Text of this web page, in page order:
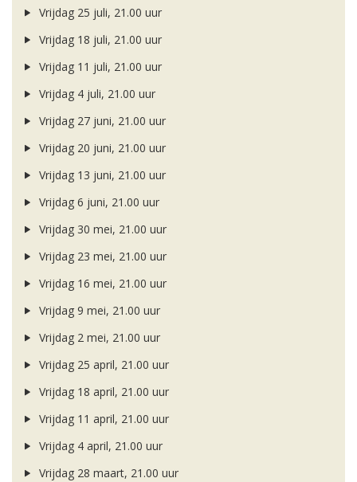
Vrijdag 25 juli, 21.00 uur
Vrijdag 18 juli, 21.00 uur
Vrijdag 11 juli, 21.00 uur
Vrijdag 4 juli, 21.00 uur
Vrijdag 27 juni, 21.00 uur
Vrijdag 20 juni, 21.00 uur
Vrijdag 13 juni, 21.00 uur
Vrijdag 6 juni, 21.00 uur
Vrijdag 30 mei, 21.00 uur
Vrijdag 23 mei, 21.00 uur
Vrijdag 16 mei, 21.00 uur
Vrijdag 9 mei, 21.00 uur
Vrijdag 2 mei, 21.00 uur
Vrijdag 25 april, 21.00 uur
Vrijdag 18 april, 21.00 uur
Vrijdag 11 april, 21.00 uur
Vrijdag 4 april, 21.00 uur
Vrijdag 28 maart, 21.00 uur